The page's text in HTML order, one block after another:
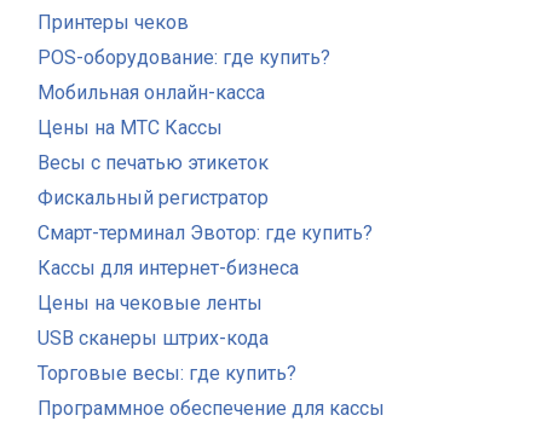
Принтеры чеков
POS-оборудование: где купить?
Мобильная онлайн-касса
Цены на МТС Кассы
Весы с печатью этикеток
Фискальный регистратор
Смарт-терминал Эвотор: где купить?
Кассы для интернет-бизнеса
Цены на чековые ленты
USB сканеры штрих-кода
Торговые весы: где купить?
Программное обеспечение для кассы